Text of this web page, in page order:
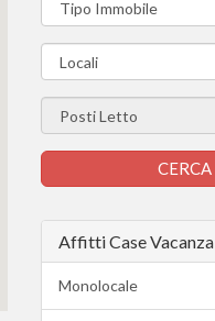
Affitti Case Vacanza
Monolocale